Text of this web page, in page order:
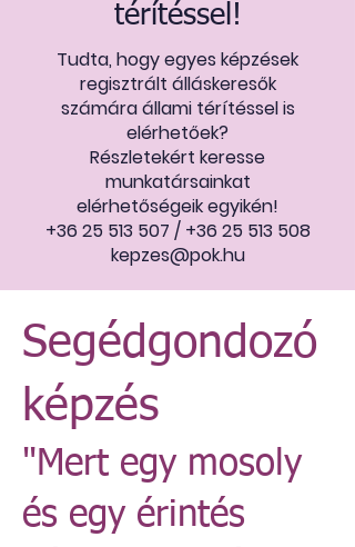
térítéssel!
Tudta, hogy egyes képzések
regisztrált álláskeresők
számára állami térítéssel is
elérhetőek?
Részletekért keresse
munkatársainkat
elérhetőségeik egyikén!
+36 25 513 507 / +36 25 513 508
kepzes@pok.hu
Segédgondozó
képzés
"Mert egy mosoly
és egy érintés